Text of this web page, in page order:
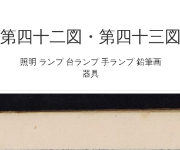
第四十二図・第四十三図
照明 ランプ 台ランプ 手ランプ 鉛筆画
器具